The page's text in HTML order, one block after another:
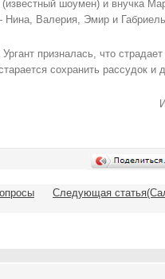
шоумен) и внучка
Валерия, Эмир и Габриель.
призналась, что
сохранить рассудок и
Следующая